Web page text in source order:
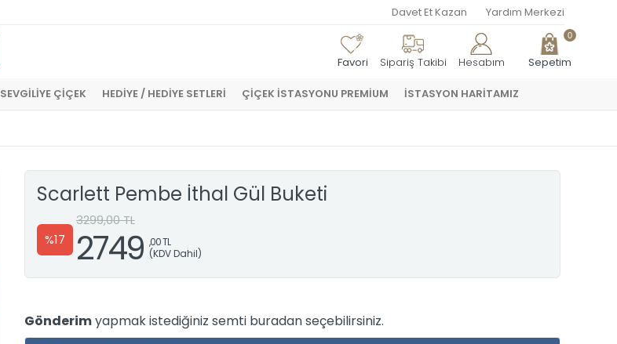
Davet Et Kazan Yardım Merkezi
Favori Sipariş Takibi Hesabım Sepetim
0
SEVGİLİYE ÇİÇEK HEDİYE / HEDİYE SETLERİ ÇİÇEK İSTASYONU PREMİUM İSTASYON HARİTAMIZ
Scarlett Pembe İthal Gül Buketi
%17
3299,00 TL
2749 ,00 TL
(KDV Dahil)
Gönderimyapmak istediğiniz semti buradan seçebilirsiniz.